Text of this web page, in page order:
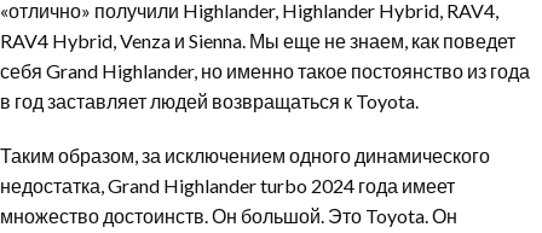
«отлично» получили Highlander, Highlander Hybrid, RAV4,
RAV4 Hybrid, Venza и Sienna. Мы еще не знаем, как поведет
себя Grand Highlander, но именно такое постоянство из года
в год заставляет людей возвращаться к Toyota.
Таким образом, за исключением одного динамического
недостатка, Grand Highlander turbo 2024 года имеет
множество достоинств. Он большой. Это Toyota. Он